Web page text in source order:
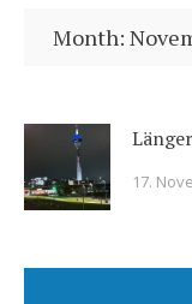
to
Month:
17.